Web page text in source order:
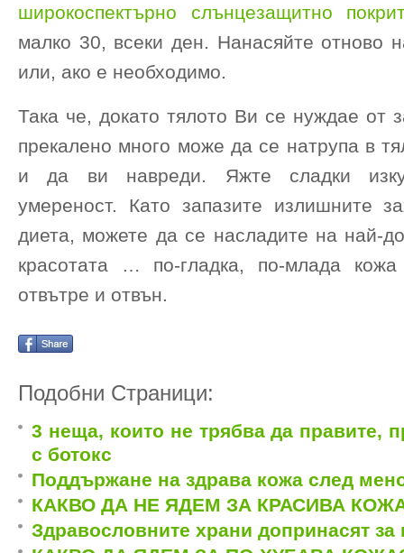
широкоспектърно слънцезащитно
малко 30, всеки ден. Нанасяйте отново
или, ако е необходимо.
Така че, докато тялото Ви се нуждае от
прекалено много може да се натрупа в
и да ви навреди. Яжте сладки
умереност. Като запазите излишните
диета, можете да се насладите на най-
красотата … по-гладка, по-млада
отвътре и отвън.
Подобни Страници:
3 неща, които не трябва да правите,
с ботокс
Поддържане на здрава кожа след
КАКВО ДА НЕ ЯДЕМ ЗА КРАСИВА
Здравословните храни допринасят за